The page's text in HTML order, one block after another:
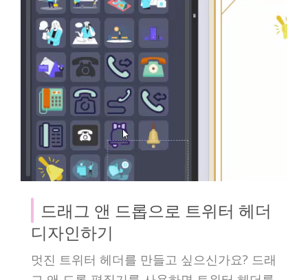
드래그 앤 드롭으로 트위터 헤더
디자인하기
멋진 트위터 헤더를 만들고 싶으신가요? 드래